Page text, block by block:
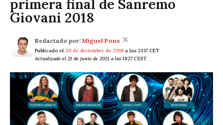
primera final de Sanremo
Giovani 2018
Redactado por: Miguel Pons
Publicado el 20 de diciembre de 2018 a las 21:17 CET
Actualizado el 21 de junio de 2021 a las 18:27 CEST